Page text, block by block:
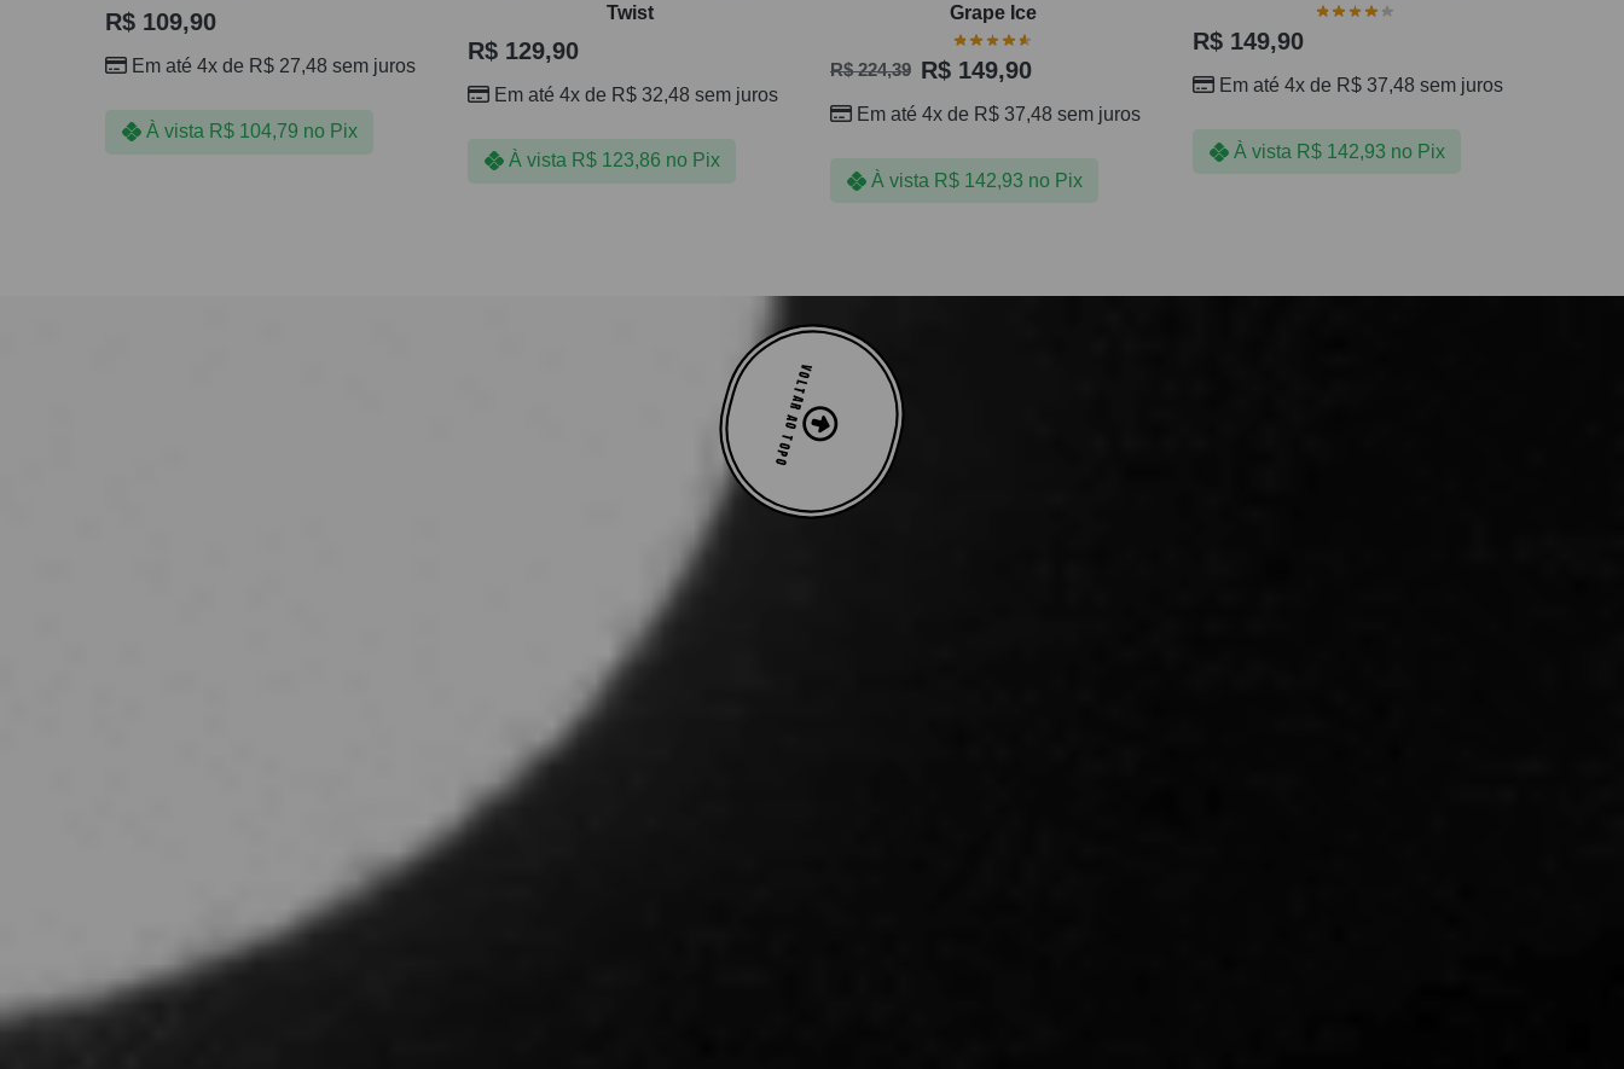
R$ 109,90
Em até 4x de R$ 27,48 sem juros
À vista R$104,79 no Pix
Twist
R$ 129,90
Em até 4x de R$ 32,48 sem juros
À vista R$123,86 no Pix
Grape Ice
R$224,39 R$149,90
Em até 4x de R$37,48 sem juros
À vista R$142,93 no Pix
R$149,90
Em até 4x de R$37,48 sem juros
À vista R$142,93 no Pix
VOLTAR AO TOPO